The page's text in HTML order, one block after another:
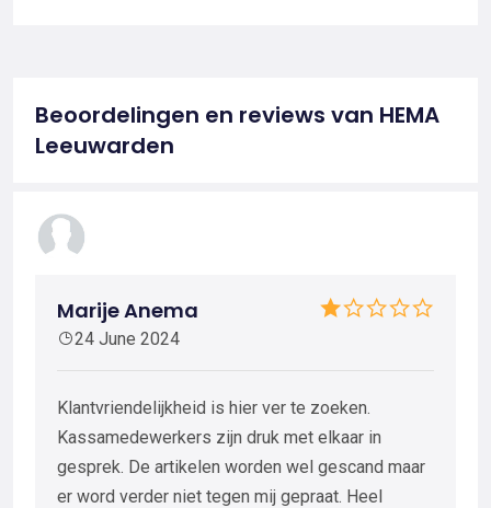
Beoordelingen en reviews van HEMA
Leeuwarden
Marije Anema
24 June 2024
Klantvriendelijkheid is hier ver te zoeken.
Kassamedewerkers zijn druk met elkaar in
gesprek. De artikelen worden wel gescand maar
er word verder niet tegen mij gepraat. Heel